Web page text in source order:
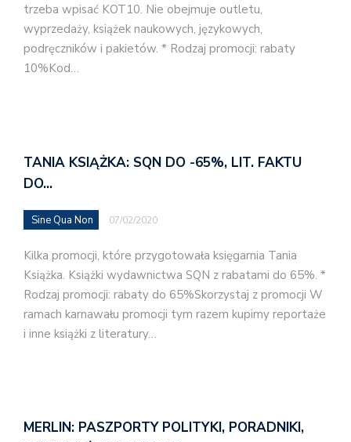
trzeba wpisać KOT10. Nie obejmuje outletu,
wyprzedaży, książek naukowych, językowych,
podręczników i pakietów. * Rodzaj promocji: rabaty
10%Kod…
TANIA KSIĄŻKA: SQN DO -65%, LIT. FAKTU
DO…
Sine Qua Non 07/02/2020
Kilka promocji, które przygotowała księgarnia Tania
Książka. Książki wydawnictwa SQN z rabatami do 65%. *
Rodzaj promocji: rabaty do 65%Skorzystaj z promocji W
ramach karnawału promocji tym razem kupimy reportaże
i inne książki z literatury…
MERLIN: PASZPORTY POLITYKI, PORADNIKI,